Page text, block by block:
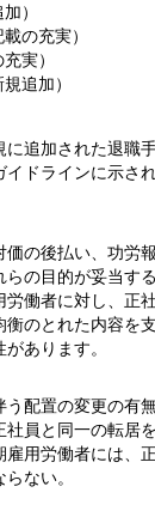
）
の充実）
実）
追加）
追加された退職
ドラインに示さ
の後払い、功労
の目的が妥当す
働者に対し、正
衡のとれた内容を
あります。
配置の変更の有
社員と同一の転居
雇用労働者には、
ない。